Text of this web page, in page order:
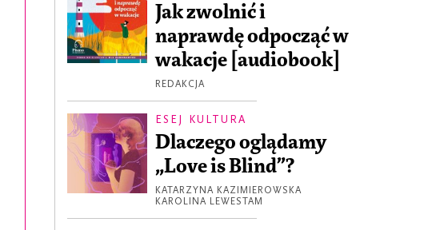
Jak zwolnić i
naprawdę odpocząć w
wakacje [audiobook]
REDAKCJA
ESEJ KULTURA
Dlaczego oglądamy
„Love is Blind”?
KATARZYNA KAZIMIEROWSKA
KAROLINA LEWESTAM